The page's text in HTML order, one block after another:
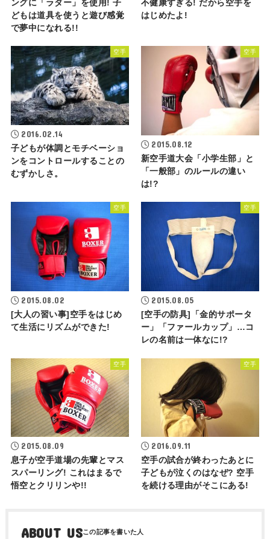
ングに「ラダー」を使用! 子
どもは道具を使うと遊び感覚
で夢中になれる!!
不健康すぎる! だから空手を
はじめたよ!
空手
2016.02.14
子どもが体調とモチベーショ
ンをコントロールすることの
むずかしさ。
空手
2015.08.12
新空手道大会「小学生部」と
「一般部」のルールの違い
は!?
空手
2015.08.02
[大人の習い事]空手をはじめ
て生活にリズムができた!
空手
2015.08.05
[空手の防具]「金的サポータ
ー」「ファールカップ」…コ
レの名前は一体なに!?
空手
2015.08.09
息子が空手道場の先輩とマス
スパーリング! これはまるで
悟空とクリリンや!!
空手
2016.09.11
空手の試合が終わったあとに
子どもが泣くのはなぜ? 空手
を続ける理由がそこにある!
ABOUT US